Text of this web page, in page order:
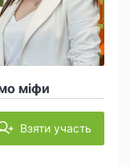
міфи
Взяти участь